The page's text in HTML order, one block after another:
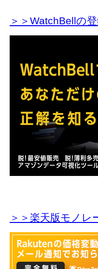
＞＞WatchBellの
＞＞楽天版モノレ